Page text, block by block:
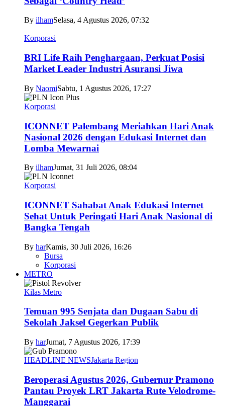
By ilhamSelasa, 4 Agustus 2026, 07:32
Korporasi
BRI Life Raih Penghargaan, Perkuat Posisi
Market Leader Industri Asuransi Jiwa
By NaomiSabtu, 1 Agustus 2026, 17:27
Korporasi
ICONNET Palembang Meriahkan Hari Anak
Nasional 2026 dengan Edukasi Internet dan
Lomba Mewarnai
By ilhamJumat, 31 Juli 2026, 08:04
Korporasi
ICONNET Sahabat Anak Edukasi Internet
Sehat Untuk Peringati Hari Anak Nasional di
Bangka Tengah
By harKamis, 30 Juli 2026, 16:26
Bursa
Korporasi
METRO
Kilas Metro
Temuan 995 Senjata dan Dugaan Sabu di
Sekolah Jaksel Gegerkan Publik
By harJumat, 7 Agustus 2026, 17:39
HEADLINE NEWSJakarta Region
Beroperasi Agustus 2026, Gubernur Pramono
Pantau Proyek LRT Jakarta Rute Velodrome-
Manggarai